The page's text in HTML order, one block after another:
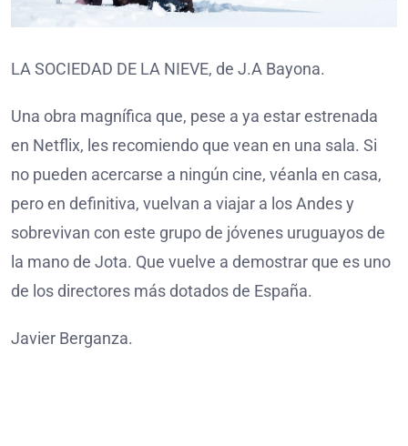
LA SOCIEDAD DE LA NIEVE, de J.A Bayona.
Una obra magnífica que, pese a ya estar estrenada
en Netflix, les recomiendo que vean en una sala. Si
no pueden acercarse a ningún cine, véanla en casa,
pero en definitiva, vuelvan a viajar a los Andes y
sobrevivan con este grupo de jóvenes uruguayos de
la mano de Jota. Que vuelve a demostrar que es uno
de los directores más dotados de España.
Javier Berganza.